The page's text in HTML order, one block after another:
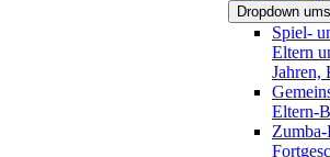
Dropdown
Spiel-
Eltern
Jahren,
Eltern-